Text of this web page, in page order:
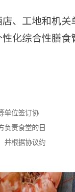
单位签订协
负责食堂的日
并根据协议约